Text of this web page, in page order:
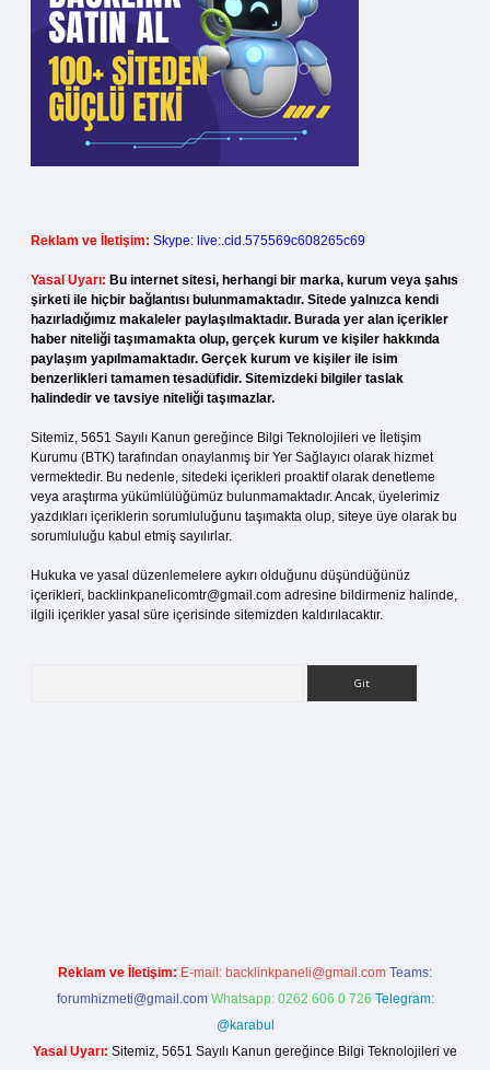
Reklam ve İletişim: Skype: live:.cid.575569c608265c69
Yasal Uyarı: Bu internet sitesi, herhangi bir marka, kurum veya şahıs
şirketi ile hiçbir bağlantısı bulunmamaktadır. Sitede yalnızca kendi
hazırladığımız makaleler paylaşılmaktadır. Burada yer alan içerikler
haber niteliği taşımamakta olup, gerçek kurum ve kişiler hakkında
paylaşım yapılmamaktadır. Gerçek kurum ve kişiler ile isim
benzerlikleri tamamen tesadüfidir. Sitemizdeki bilgiler taslak
halindedir ve tavsiye niteliği taşımazlar.
Sitemiz, 5651 Sayılı Kanun gereğince Bilgi Teknolojileri ve İletişim
Kurumu (BTK) tarafından onaylanmış bir Yer Sağlayıcı olarak hizmet
vermektedir. Bu nedenle, sitedeki içerikleri proaktif olarak denetleme
veya araştırma yükümlülüğümüz bulunmamaktadır. Ancak, üyelerimiz
yazdıkları içeriklerin sorumluluğunu taşımakta olup, siteye üye olarak bu
sorumluluğu kabul etmiş sayılırlar.
Hukuka ve yasal düzenlemelere aykırı olduğunu düşündüğünüz
içerikleri, backlinkpanelicomtr@gmail.com adresine bildirmeniz halinde,
ilgili içerikler yasal süre içerisinde sitemizden kaldırılacaktır.
Reklam ve İletişim: E-mail: backlinkpaneli@gmail.com Teams:
forumhizmeti@gmail.com Whatsapp: 0262 606 0 726 Telegram:
@karabul
Yasal Uyarı: Sitemiz, 5651 Sayılı Kanun gereğince Bilgi Teknolojileri ve